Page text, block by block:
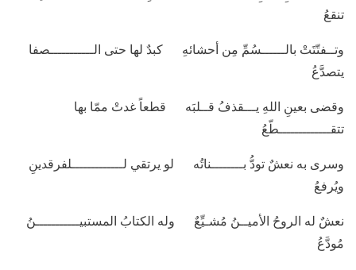
تنقعُ
وتــفتّتَتْ بالــــــسُمِّ مِن أحشائهِ كبدٌ لها حتى الـــــــــــصفا
يتصدَّعُ
وقضى بعينِ اللهِ يـــقذفُ قــلبَه قطعاً غدتْ ممّا بها
تتقـــــــــــــطّعُ
وسرى به نعشٌ تودُّ بــــــــناتُه لو يرتقي لـــــــــــــلفرقدينِ
ويُرفعُ
نعشٌ له الروحُ الأميــنُ مُشـيِّعٌ وله الكتابُ المستبيـــــــــــنُ
مُودَّعُ